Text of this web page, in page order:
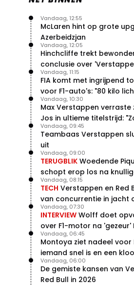
McLaren hint op grote
Azerbeidzjan
Vandaag, 12:55
Hinchcliffe trekt
conclusie over
Vandaag, 12:05
FIA komt met ingrijpend
voor F1-auto's: "80 kilo
Vandaag, 11:15
Max Verstappen verraste
Jos in ultieme titelstrijd:
altijd!"
Vandaag, 10:30
Teambaas Verstappen
uit
Vandaag, 09:45
TERUGBLIK Woedende
schopt erop los na
terugblik
Vandaag, 09:00
TECH Verstappen en Red
van concurrentie in jacht
Vandaag, 08:15
INTERVIEW Wolff doet
over F1-motor na 'gezeur'
Vandaag, 07:30
Montoya ziet nadeel voor
iemand snel is en een
Vandaag, 06:45
De gemiste kansen van
Red Bull in 2026
Vandaag, 06:00